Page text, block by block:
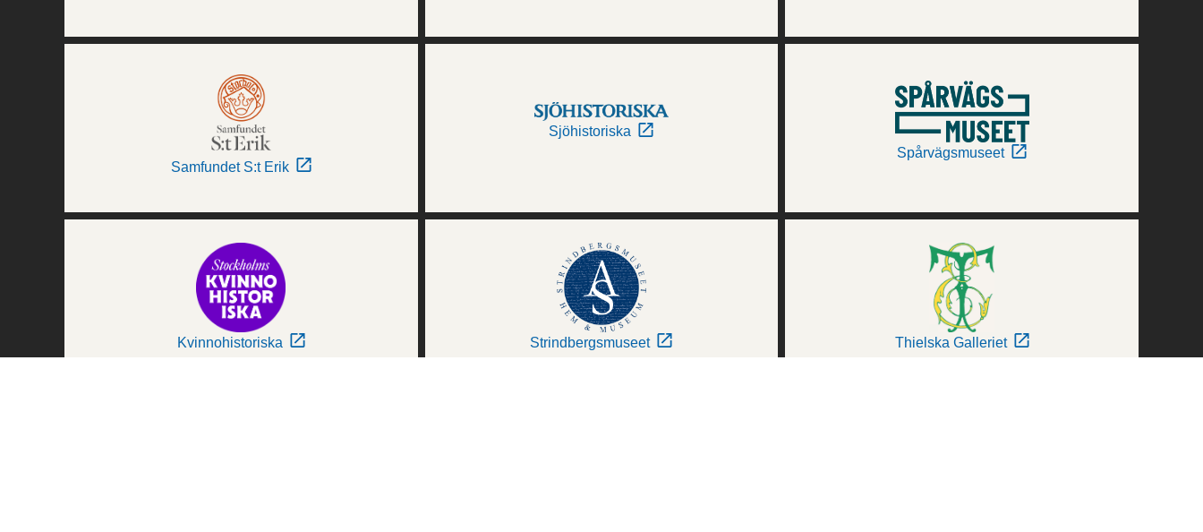
Samfundet S:t Erik
Sjöhistoriska
Spårvägsmuseet
Kvinnohistoriska Strindbergsmuseet Thielska Galleriet